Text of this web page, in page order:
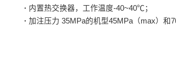
· 内置热交换器，工作温度-40~40℃；
· 加注压力 35MPa的机型45MPa（max）和